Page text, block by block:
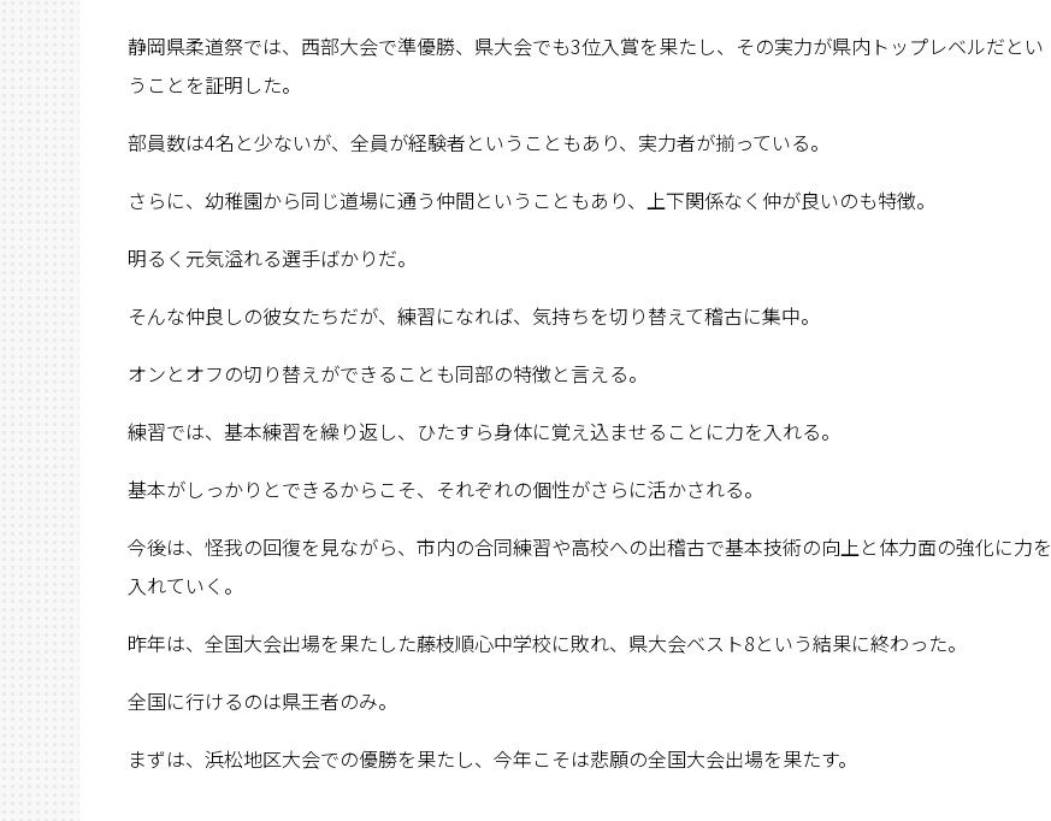
静岡県柔道祭では、西部大会で準優勝、県大会でも3位入賞を果たし、その実力が県内トップレベルだとい
うことを証明した。
部員数は4名と少ないが、全員が経験者ということもあり、実力者が揃っている。
さらに、幼稚園から同じ道場に通う仲間ということもあり、上下関係なく仲が良いのも特徴。
明るく元気溢れる選手ばかりだ。
そんな仲良しの彼女たちだが、練習になれば、気持ちを切り替えて稽古に集中。
オンとオフの切り替えができることも同部の特徴と言える。
練習では、基本練習を繰り返し、ひたすら身体に覚え込ませることに力を入れる。
基本がしっかりとできるからこそ、それぞれの個性がさらに活かされる。
今後は、怪我の回復を見ながら、市内の合同練習や高校への出稽古で基本技術の向上と体力面の強化に力を
入れていく。
昨年は、全国大会出場を果たした藤枝順心中学校に敗れ、県大会ベスト8という結果に終わった。
全国に行けるのは県王者のみ。
まずは、浜松地区大会での優勝を果たし、今年こそは悲願の全国大会出場を果たす。